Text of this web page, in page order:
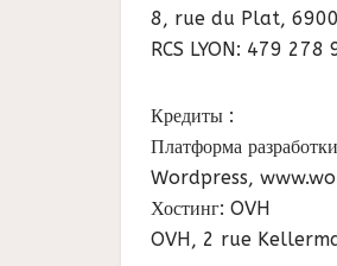
8, rue du Plat,
RCS LYON: 479 278
Кредиты :
Платформа
Wordpress,
Хостинг: OVH
OVH, 2 rue